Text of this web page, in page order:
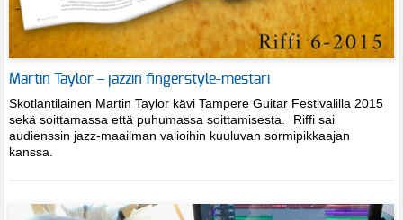
Martin Taylor – jazzin fingerstyle-mestari
Skotlantilainen Martin Taylor kävi Tampere Guitar Festivalilla 2015
sekä soittamassa että puhumassa soittamisesta. Riffi sai
audienssin jazz-maailman valioihin kuuluvan sormipikkaajan
kanssa.